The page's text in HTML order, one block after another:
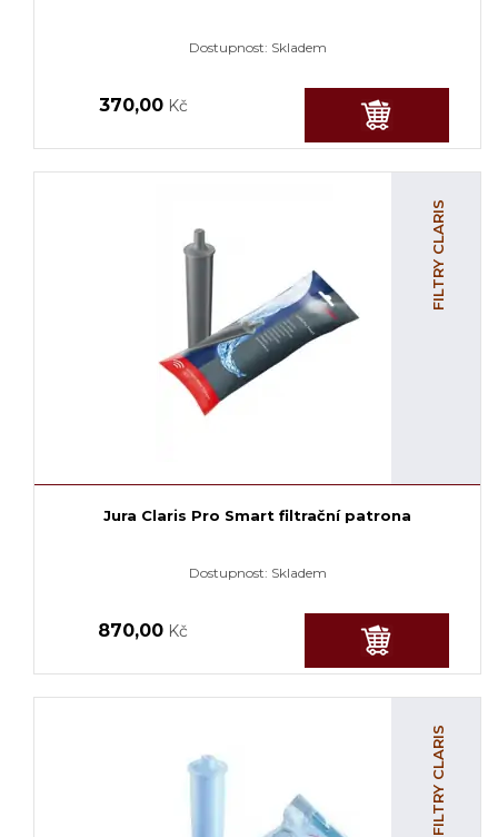
Dostupnost: Skladem
370,00 Kč
FILTRY CLARIS
Jura Claris Pro Smart filtrační patrona
Dostupnost: Skladem
870,00 Kč
FILTRY CLARIS